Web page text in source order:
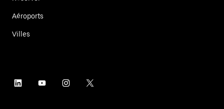
Aéroports
Villes